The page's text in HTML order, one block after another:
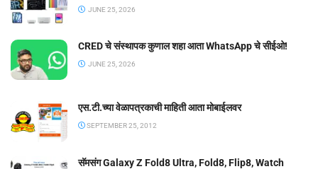
JUNE 25, 2026
CRED चे संस्थापक कुणाल शहा आता WhatsApp चे सीईओ!
JUNE 25, 2026
एस.टी.च्या वेळापत्रकाची माहिती आता मोबाईलवर
SEPTEMBER 25, 2012
सॅमसंग Galaxy Z Fold8 Ultra, Fold8, Flip8, Watch